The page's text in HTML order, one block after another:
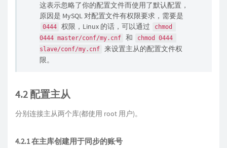
这表示忽略了你的配置文件而使用了默认配置，
原因是 MySQL 对配置文件有权限要求，需要是
0444 权限，Linux 的话，可以通过
chmod
0444 master/conf/my.cnf
和
chmod 0444
slave/conf/my.cnf
来设置主从的配置文件权
限。
4.2 配置主从
分别连接主从两个库(都使用 root 用户)。
4.2.1 在主库创建用于同步的账号